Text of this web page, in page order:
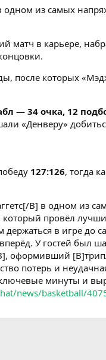
одном из самых
матч в карьере,
после которых
— 34 очка, 12
«Денверу»
127:126, тогда
B] в одном из
провёл
держаться в игре
У гостей был
оформивший
потерь и
минуты и
news/basketball/